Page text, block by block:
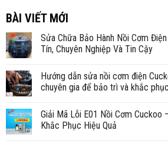
BÀI VIẾT MỚI
Sửa Chữa Bảo Hành Nồi Cơm
Tín, Chuyên Nghiệp Và Tin Cậy
Hướng dẫn sửa nồi cơm điện
chuyên gia để bảo trì và khắc
Giải Mã Lỗi E01 Nồi Cơm Cuckoo
Khắc Phục Hiệu Quả